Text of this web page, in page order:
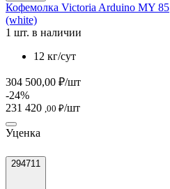
Кофемолка Victoria Arduino MY 85
(white)
1 шт. в наличии
12 кг/сут
304 500,00 ₽/шт
-24%
231 420 ,00 ₽/шт
Уценка
294711